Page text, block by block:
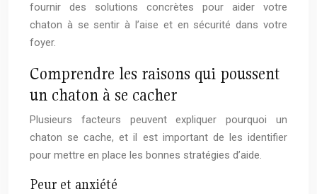
fournir des solutions concrètes pour aider votre
chaton à se sentir à l’aise et en sécurité dans votre
foyer.
Comprendre les raisons qui poussent
un chaton à se cacher
Plusieurs facteurs peuvent expliquer pourquoi un
chaton se cache, et il est important de les identifier
pour mettre en place les bonnes stratégies d’aide.
Peur et anxiété